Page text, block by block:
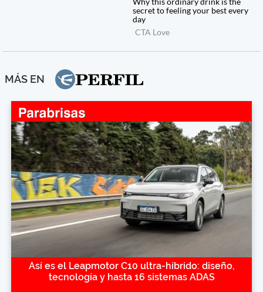
MÁS EN
Así es el Leapmotor C10 ultra-híbrido: diseño,
tecnología y hasta 16 sistemas ADAS